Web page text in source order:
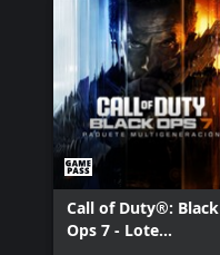
Call of Duty®: Black
Ops 7 - Lote